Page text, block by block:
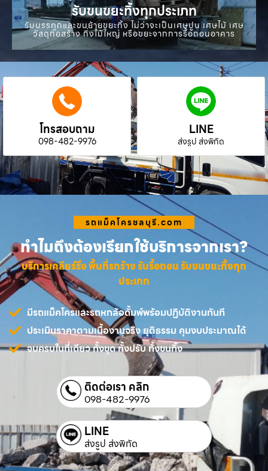
รับขนขยะทิ้งทุกประเภท
รับบรรทุกและขนย้ายขยะทิ้ง ไม่ว่าจะเป็นเศษปูน เศษไม้ เศษ
วัสดุก่อสร้าง กิ่งไม้ใหญ่ หรือขยะจากการรื้อถอนอาคาร
โทรสอบถาม
098-482-9976
LINE
ส่งรูป ส่งพิกัด
รถแม็คโครชลบุรี.com
ทำไมถึงต้องเรียกใช้บริการจากเรา?
บริการเคลียร์ริ่ง พื้นที่รกร้าง รับรื้อถอน รับขนขยะทิ้งทุก
ประเภท
มีรถแม็คโครและรถหกล้อดั้มพ์พร้อมปฏิบัติงานทันที
ประเมินราคาตามเนื้องานจริง ยุติธรรม คุมงบประมาณได้
จบครบในที่เดียว ทั้งขุด ทั้งปรับ ทั้งขนทิ้ง
ติดต่อเรา คลิก
098-482-9976
LINE
ส่งรูป ส่งพิกัด